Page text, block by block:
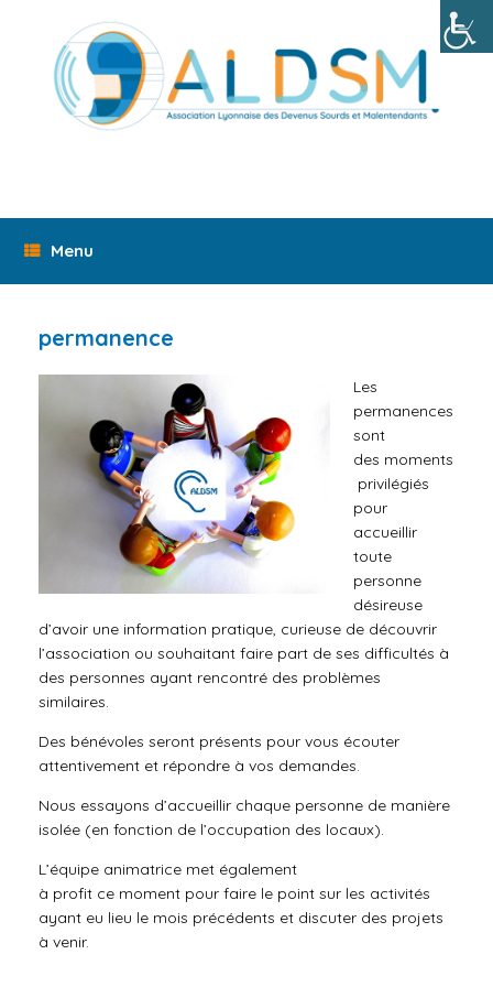
Menu
permanence
Les
permanences
sont
des moments
privilégiés
pour
accueillir
toute
personne
désireuse
d’avoir une information pratique, curieuse de découvrir
l’association ou souhaitant faire part de ses difficultés à
des personnes ayant rencontré des problèmes
similaires.
Des bénévoles seront présents pour vous écouter
attentivement et répondre à vos demandes.
Nous essayons d’accueillir chaque personne de manière
isolée (en fonction de l’occupation des locaux).
L’équipe animatrice met également
à profit ce moment pour faire le point sur les activités
ayant eu lieu le mois précédents et discuter des projets
à venir.